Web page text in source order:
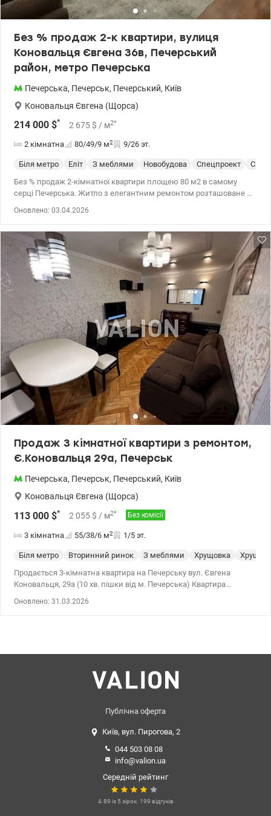
01 88 Оксана valion.ua/1152165
Без % продаж 2-к квартири, вулиця
Коновальця Євгена 36в, Печерський
район, метро Печерська
Печерська, Печерськ, Печерський, Київ
Коновальця Євгена (Щорса)
214 000 $* 2 675 $ / м2*
2 кімнатна 80/49/9 м2 9/26 эт.
Біля метро Еліт З меблями Новобудова Спецпроект
С
Без % продаж 2-кімнатної квартири площею 80 м2 в самому
серці Печерська. Житло з елегантним ремонтом розташоване в
поверх 9/26 - висота стелі 2,85 м2 - дизайнерський ремонт з
якісними меблями та технікою - планування: велика вітальня
об'єднана з кухнею, затишна спальня з балконом, ванна
кімната, гардеробна, гостьовий санвузол - монолітно-каркасний
будинок 2011 року будівництва - клас бізнес - централізоване
опалення - резервне живлення (генератор) - пропускна система
- консьєрж сервіс та охорона, відеонагляд - наземний і
трирівневий підземний паркінг Інфраструктура: - тиха й затишна
локація будинку, поза межами інтенсивного руху, всього 5
хвилин пішки до станції метро «Печерська» - поруч КНУКіМ,
супермаркети, навчальні заклади, ресторани, медичні установи
- будинок має свою інфраструктуру: кафе, ресторани, салони
краси, магазини Телефонуйте для запису на перегляд ціна
214000 у.о. 0937470721 Наталя valion.ua/1147883
Оновлено: 03.04.2026
Продаж 3 кімнатної квартири з ремонтом,
Є.Коновальця 29а, Печерськ
Печерська, Печерськ, Печерський, Київ
Коновальця Євгена (Щорса)
113 000 $* 2 055 $ / м2* Без комісії
3 кімнатна 55/38/6 м2 1/5 эт.
Біля метро Вторинний ринок З меблями Хрущовка
Продається 3-кімнатна квартира на Печерську вул. Євгена
Коновальця, 29а (10 хв. пішки від м. Печерська) Квартира
ванна) • Електричні штори в спальні • Німецька сантехніка Kludi,
Посудомийка Whirlpool • Холодильник gorenje • Газова плита +
духова шафа • Два телевізори • Газова колонка • Лічильники
Локація: • Ідеальна інфраструктура: поруч супермаркети,
• Зупинка транспорту – 2 хв. пішки, метро Печерська 10 хв пішки
Ціна 113.000 у.о.,без комісії для пркупця, 0677814777, 0951245884,
Оновлено: 31.03.2026
Публічна оферта
Київ, вул. Пирогова, 2
044 503 08 08
info@valion.ua
Середній рейтинг
4.89 із 5 зірок. 199 відгуків